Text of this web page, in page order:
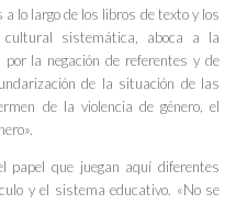
lo largo de los libros de texto y los
sistemática, aboca a la
la negación de referentes y de
de la situación de las
de la violencia de género, el
papel que juegan aquí diferentes
y el sistema educativo. «No se